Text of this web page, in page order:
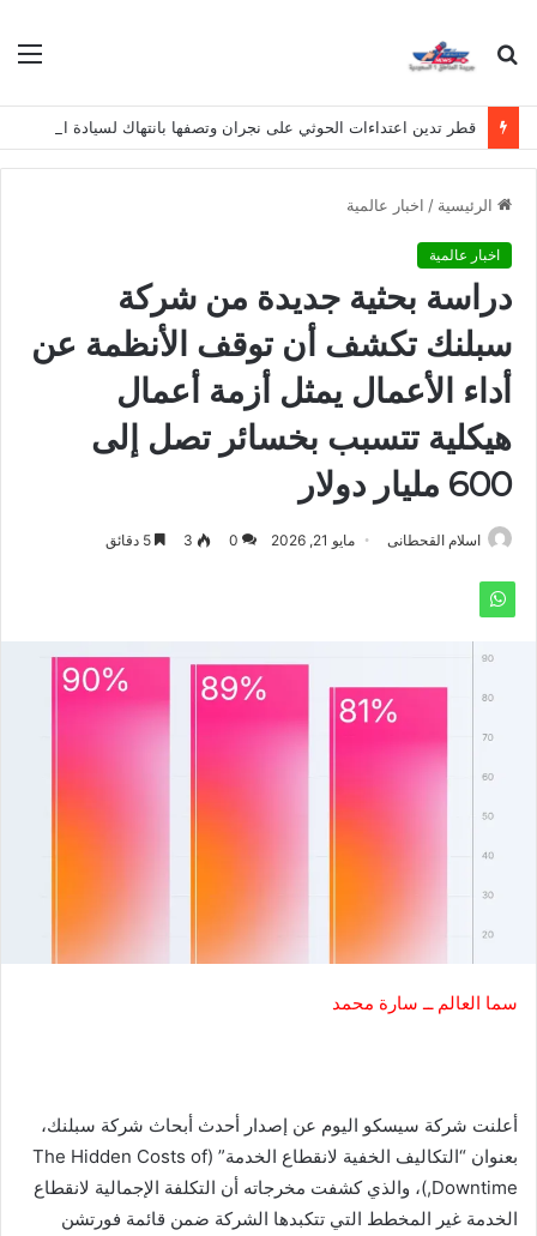
بحث
الرئيسية / اخبار عالمية
اخبار عالمية
دراسة بحثية جديدة من شركة
سبلنك تكشف أن توقف الأنظمة عن
أداء الأعمال يمثل أزمة أعمال
هيكلية تتسبب بخسائر تصل إلى
600 مليار دولار
اسلام القحطانى مايو 21, 2026 0
3
سما العالم ــ سارة محمد
أعلنت شركة سيسكو اليوم عن إصدار أحدث أبحاث شركة سبلنك،
بعنوان “التكاليف الخفية لانقطاع الخدمة” (The Hidden Costs of
Downtime,)، والذي كشفت مخرجاته أن التكلفة الإجمالية لانقطاع
الخدمة غير المخطط التي تتكبدها الشركة ضمن قائمة فورتشن